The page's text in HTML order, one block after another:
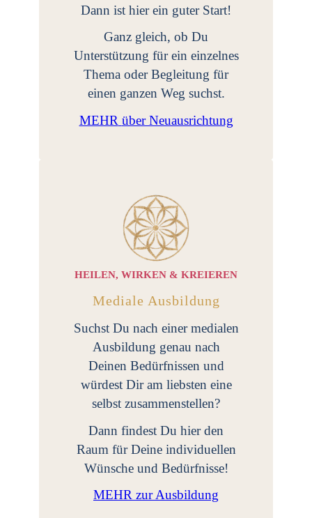
Dann ist hier ein guter Start!
Ganz gleich, ob Du
Unterstützung für ein einzelnes
Thema oder Begleitung für
einen ganzen Weg suchst.
MEHR über Neuausrichtung
HEILEN, WIRKEN & KREIEREN
Mediale Ausbildung
Suchst Du nach einer medialen
Ausbildung genau nach
Deinen Bedürfnissen und
würdest Dir am liebsten eine
selbst zusammenstellen?
Dann findest Du hier den
Raum für Deine individuellen
Wünsche und Bedürfnisse!
MEHR zur Ausbildung